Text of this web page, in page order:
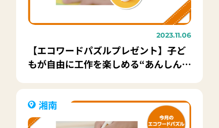
2023.11.06
【エコワードパズルプレゼント】子ど
もが自由に工作を楽しめる“あんしん設
湘南